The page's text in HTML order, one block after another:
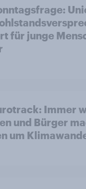
für junge
Immer
und Bürger
um